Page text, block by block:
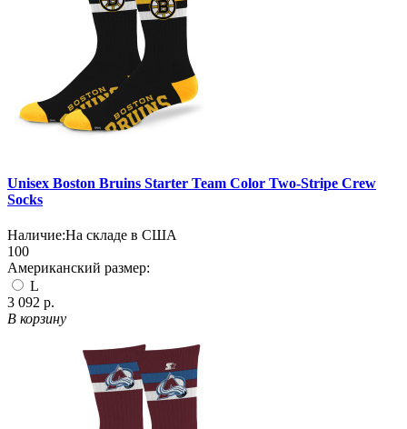
Unisex Boston Bruins Starter Team Color Two-Stripe Crew
Socks
Наличие:На складе в США
100
Американский размер:
L
3 092 р.
В корзину